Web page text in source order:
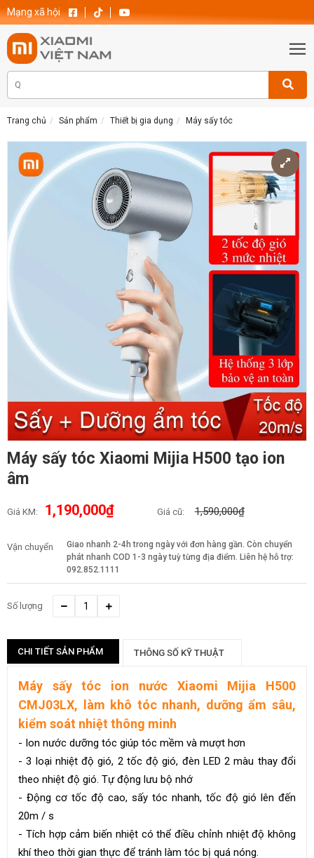
Mạng xã hội
Trang chủ Sản phẩm Thiết bị gia dụng Máy sấy tóc
Máy sấy tóc Xiaomi Mijia H500 tạo ion
âm
Giá KM: 1,190,000₫ Giá cũ: 1,590,000₫
Vận chuyển
Giao nhanh 2-4h trong ngày với đơn hàng gần. Còn chuyển
phát nhanh COD 1-3 ngày tuỳ từng địa điểm. Liên hệ hỗ trợ:
092.852.1111
Số lượng
CHI TIẾT SẢN PHẨM THÔNG SỐ KỸ THUẬT
Máy sấy tóc ion nước Xiaomi Mijia H500
CMJ03LX, làm khô tóc nhanh, dưỡng ẩm sâu,
kiểm soát nhiệt thông minh
- Ion nước dưỡng tóc giúp tóc mềm và mượt hơn
- 3 loại nhiệt độ gió, 2 tốc độ gió, đèn LED 2 màu thay đổi
theo nhiệt độ gió. Tự động lưu bộ nhớ
- Động cơ tốc độ cao, sấy tóc nhanh, tốc độ gió lên đến
20m / s
- Tích hợp cảm biến nhiệt có thể điều chỉnh nhiệt độ không
khí theo thời gian thực để tránh làm tóc bị quá nóng.